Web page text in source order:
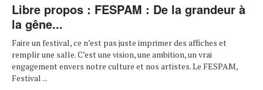
Libre propos : FESPAM : De la grandeur à
la gêne...
Faire un festival, ce n’est pas juste imprimer des affiches et
remplir une salle. C’est une vision, une ambition, un vrai
engagement envers notre culture et nos artistes. Le FESPAM,
Festival ...